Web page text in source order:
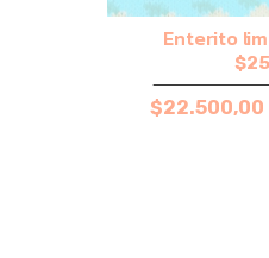
Enterito
$22.500,00